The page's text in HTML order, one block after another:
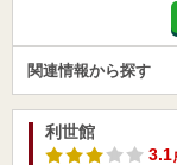
関連情報から探す
利世館
3.1